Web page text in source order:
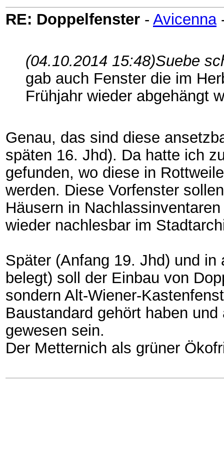
RE: Doppelfenster - Avicenna
(04.10.2014 15:48)Suebe
gab auch Fenster die im
Frühjahr wieder abgehängt
Genau, das sind diese
späten 16. Jhd). Da hatte ich
gefunden, wo diese in
werden. Diese Vorfenster
Häusern in
wieder nachlesbar im
Später (Anfang 19. Jhd) und
belegt) soll der Einbau von
sondern Alt-Wiener-
Baustandard gehört haben
gewesen sein.
Der Metternich als grüner